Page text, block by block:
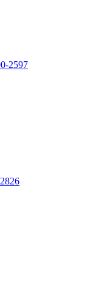
2597